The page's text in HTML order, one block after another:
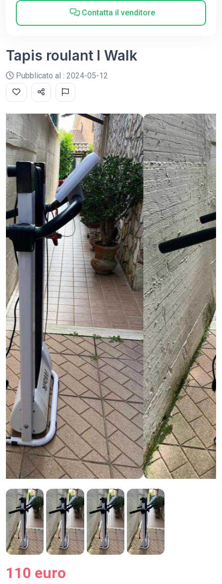
Contatta il venditore
Tapis roulant I Walk
Pubblicato al : 2024-05-12
110 euro